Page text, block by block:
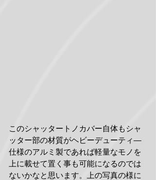
このシャッタートノカバー自体もシャ
ッター部の材質がヘビーデューティ―
仕様のアルミ製であれば軽量なモノを
上に載せて置く事も可能になるのでは
ないかなと思います。上の写真の様に